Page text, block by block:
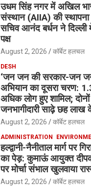
उधम सिंह नगर में अखिल
संस्थान (AIIA) की
सचिव आनंद बर्धन ने
पक्ष
August 2, 2026 कॉर्बेट हलचल
DESH
‘जन जन की सरकार-जन जन
अभियान का दूसरा चरण:
अधिक लोग हुए शामिल;
जनभागीदारी साढ़े छह लाख
August 2, 2026 कॉर्बेट हलचल
ADMINISTRATION
हल्द्वानी-नैनीताल मार्ग पर
का पेड़: कुमाऊं आयुक्त
पर मोर्चा संभाल खुलवाया
August 2, 2026 कॉर्बेट हलचल